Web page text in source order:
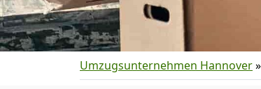
Umzugsunternehmen Hannover»